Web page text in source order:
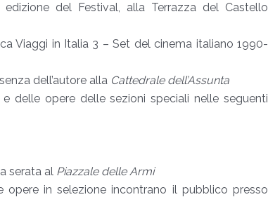
del Festival, alla Terrazza del Castello
Viaggi in Italia 3 – Set del cinema italiano 1990-
dell’autore alla Cattedrale dell’Assunta
delle opere delle sezioni speciali nelle seguenti
serata al Piazzale delle Armi
in selezione incontrano il pubblico presso